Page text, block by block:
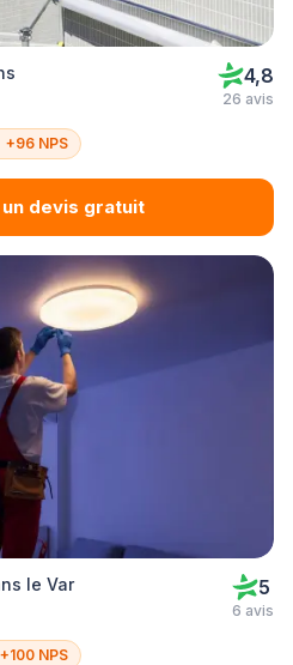
4,8
26 avis
+96 NPS
devis gratuit
le Var 5
6 avis
+100 NPS